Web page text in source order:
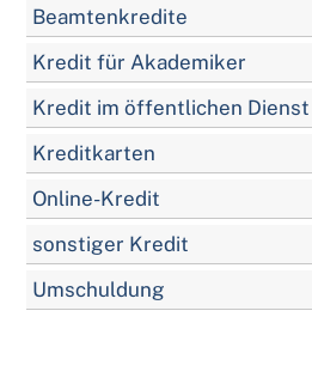
Beamtenkredite
Kredit für Akademiker
Kredit im öffentlichen Dienst
Kreditkarten
Online-Kredit
sonstiger Kredit
Umschuldung